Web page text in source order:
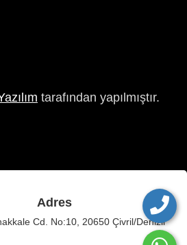
tarafından yapılmıştır.
Adres
Cd. No:10, 20650 Çivril/Denizli